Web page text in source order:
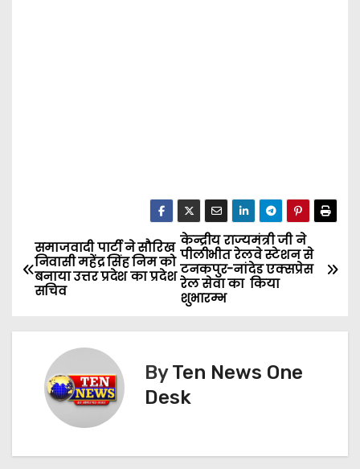
P
o
v
केन्द्रीय राज्यमंत्री जी ने
पीलीभीत रेलवे स्टेशन से
टनकपुर-नांदेड एक्सप्रेस
रेल सेवा का किया
शुभारम्भ
समाजवादी पार्टी ने सौरिख
निवासी महेंद्र सिंह निम को
बनाया उत्तर प्रदेश का प्रदेश
सचिव
ByTen News One
Desk